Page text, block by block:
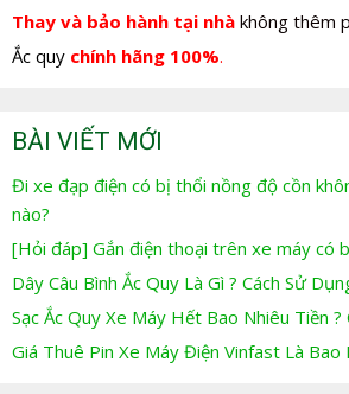
Thay và bảo hành tại nhà không thêm
Ắc quy chính hãng 100%.
BÀI VIẾT MỚI
Đi xe đạp điện có bị thổi nồng độ cồn
nào?
[Hỏi đáp] Gắn điện thoại trên xe máy có
Dây Câu Bình Ắc Quy Là Gì ? Cách Sử
Sạc Ắc Quy Xe Máy Hết Bao Nhiêu Tiền ?
Giá Thuê Pin Xe Máy Điện Vinfast Là Bao